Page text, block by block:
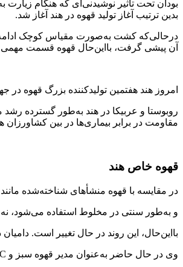
بودان تحت تأثیر نوشیدنی‌ای که هنگام
بدین ترتیب آغاز تولید قهوه در هند آغاز شد.
درحالی‌که کشت به‌صورت مقیاس کوچک ادامه
آن پیشی گرفت، بااین‌حال قهوه قسمت مهمی
امروز هند هفتمین تولیدکننده بزرگ قهوه در جهان است. قهوه
مقاومت در برابر بیماری‌ها در بین
قهوه خاص هند
در مقایسه با قهوه منشأهای شناخته‌شده
و به‌طور سنتی در مخلوط استفاده می‌شود، نه
بااین‌حال، این روند در حال تغییر است.
وی در حال حاضر به‌عنوان مدیر قهوه سبز و QC در Nemesis Coffee ونکوور، کانادا کار می‌کند.